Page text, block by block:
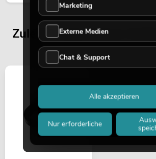
Zuletzt angesehene
Marketing
Externe Medien
Chat & Support
Nur erforderliche
Alle akzeptieren